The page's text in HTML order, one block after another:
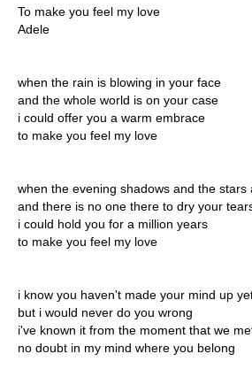
To make you feel my love
Adele
when the rain is blowing in your face
and the whole world is on your case
i could offer you a warm embrace
to make you feel my love
when the evening shadows and the stars
and there is no one there to dry your
i could hold you for a million years
to make you feel my love
i know you haven't made your mind up
but i would never do you wrong
i've known it from the moment that we
no doubt in my mind where you belong